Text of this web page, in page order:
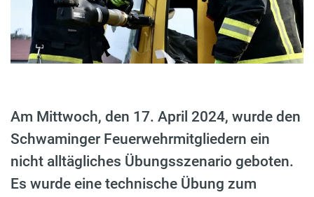
Am Mittwoch, den 17. April 2024, wurde den
Schwaminger Feuerwehrmitgliedern ein
nicht alltägliches Übungsszenario geboten.
Es wurde eine technische Übung zum